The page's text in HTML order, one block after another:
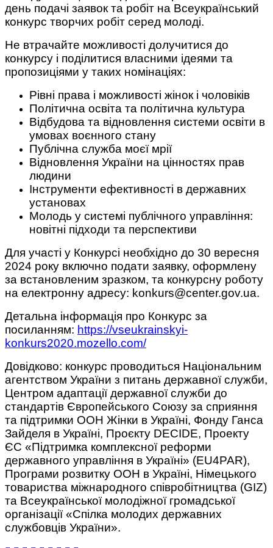
день подачі заявок та робіт на Всеукраїнський
конкурс творчих робіт серед молоді.
Не втрачайте можливості долучитися до
конкурсу і поділитися власними ідеями та
пропозиціями у таких номінаціях:
Рівні права і можливості жінок і чоловіків
Політична освіта та політична культура
Відбудова та відновлення системи освіти в
умовах воєнного стану
Публічна служба моєї мрії
Відновлення України на цінностях прав
людини
Інструменти ефективності в державних
установах
Молодь у системі публічного управління:
новітні підходи та перспективи
Для участі у Конкурсі необхідно до 30 вересня
2024 року включно подати заявку, оформлену
за встановленим зразком, та конкурсну роботу
на електронну адресу: konkurs@center.gov.ua.
Детальна інформація про Конкурс за
посиланням: https://vseukrainskyi-
konkurs2020.mozello.com/
Довідково: конкурс проводиться Національним
агентством України з питань державної служби,
Центром адаптації державної служби до
стандартів Європейського Союзу за сприяння
та підтримки ООН Жінки в Україні, Фонду Ганса
Зайделя в Україні, Проєкту DECIDE, Проекту
ЄС «Підтримка комплексної реформи
державного управління в Україні» (EU4PAR),
Програми розвитку ООН в Україні, Німецького
товариства міжнародного співробітництва (GIZ)
та Всеукраїнської молодіжної громадської
організації «Спілка молодих державних
службовців України».